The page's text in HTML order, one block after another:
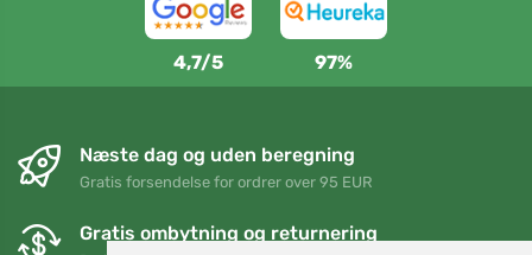
4,7/5 97%
Næste dag og uden beregning
Gratis forsendelse for ordrer over 95 EUR
Gratis ombytning og returnering